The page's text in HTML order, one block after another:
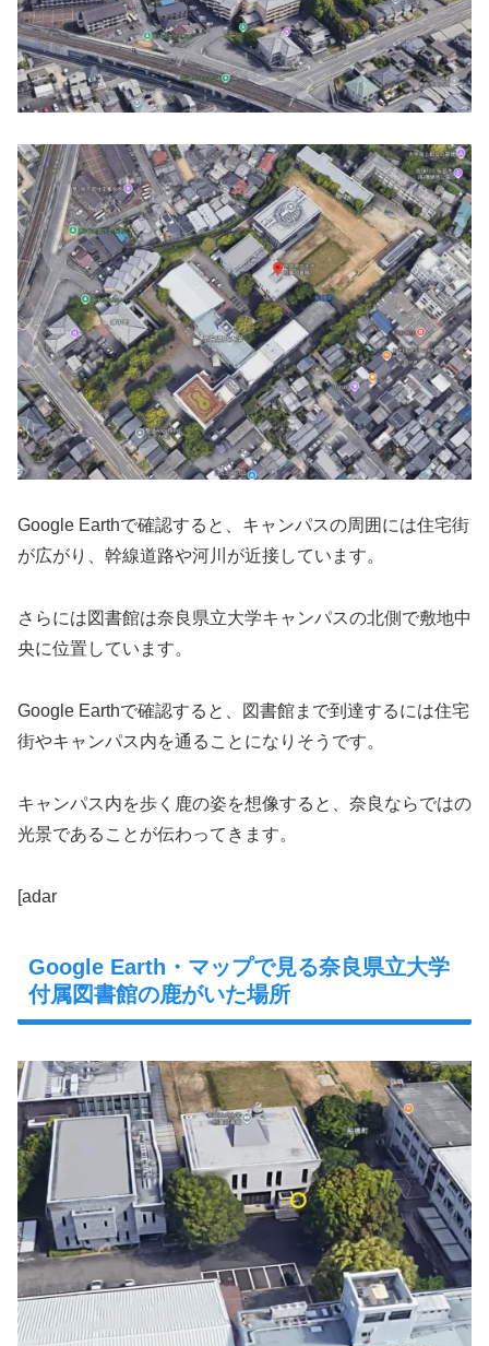
Google Earthで確認すると、キャンパスの周囲には住宅街
が広がり、幹線道路や河川が近接しています。
さらには図書館は奈良県立大学キャンパスの北側で敷地中
央に位置しています。
Google Earthで確認すると、図書館まで到達するには住宅
街やキャンパス内を通ることになりそうです。
キャンパス内を歩く鹿の姿を想像すると、奈良ならではの
光景であることが伝わってきます。
[adar
Google Earth・マップで見る奈良県立大学
付属図書館の鹿がいた場所